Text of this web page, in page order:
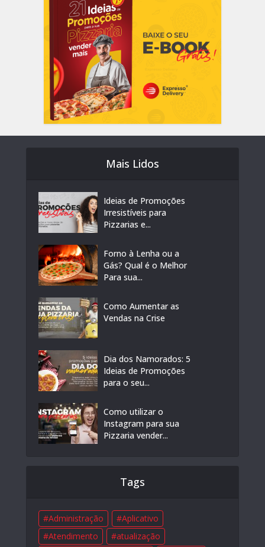
Mais Lidos
Ideias de Promoções
Irresistíveis para
Pizzarias e...
Forno à Lenha ou a
Gás? Qual é o Melhor
Para sua...
Como Aumentar as
Vendas na Crise
Dia dos Namorados: 5
Ideias de Promoções
para o seu...
Como utilizar o
Instagram para sua
Pizzaria vender...
Tags
Administração
Aplicativo
Atendimento
atualização